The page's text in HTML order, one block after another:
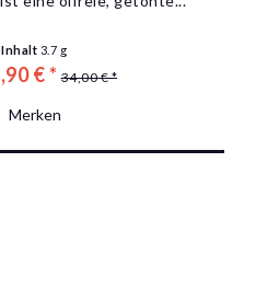
Inhalt 3.7 g
€ * 34,00 € *
Merken